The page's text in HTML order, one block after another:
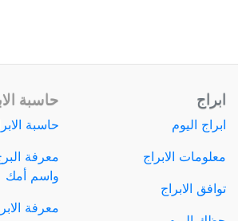
ابراج
ابراج اليوم
معلومات الابراج
توافق الابراج
حاسبة
حاسبة
معرفة
واسم أمك
معرفة